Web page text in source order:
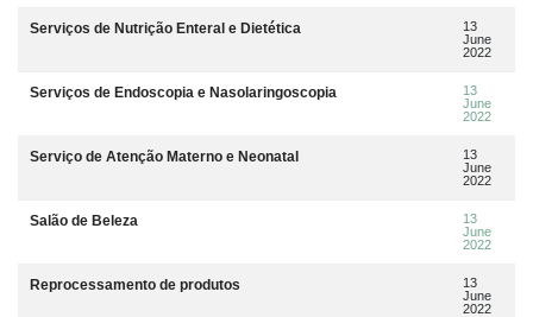
Serviços de Nutrição Enteral e Dietética
13
June
2022
Serviços de Endoscopia e Nasolaringoscopia
13
June
2022
Serviço de Atenção Materno e Neonatal
13
June
2022
Salão de Beleza
13
June
2022
Reprocessamento de produtos
13
June
2022